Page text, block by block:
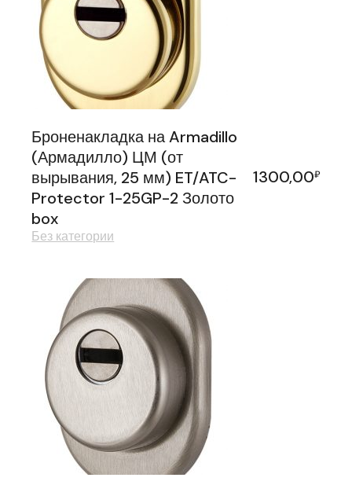
Броненакладка на Armadillo
(Армадилло) ЦМ (от
вырывания, 25 мм) ET/ATC-
Protector 1-25GP-2 Золото
box
1300,00₽
Без категории